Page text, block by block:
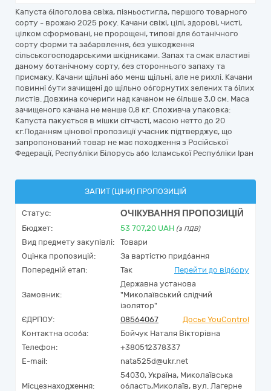
Капуста білоголова свіжа, пізньостигла, першого товарного
сорту - врожаю 2025 року. Качани свіжі, цілі, здорові, чисті,
цілком сформовані, не пророщені, типові для ботанічного
сорту форми та забарвлення, без ушкодження
сільськогосподарськими шкідниками. Запах та смак властиві
даному ботанічному сорту, без стороннього запаху та
присмаку. Качани щільні або менш щільні, але не рихлі. Качани
повинні бути зачищені до щільно обгорнутих зелених та білих
листів. Довжина кочериги над качаном не більше 3,0 см. Маса
зачищеного качана не менше 0,8 кг. Споживча упаковка:
Капуста пакується в мішки сітчасті, масою нетто до 20
кг.Поданням цінової пропозиції учасник підтверджує, що
запропонований товар не має походження з Російської
Федерації, Республіки Білорусь або Ісламської Республіки Іран
ЗАПИТ (ЦІНИ) ПРОПОЗИЦІЙ
Статус: ОЧІКУВАННЯ ПРОПОЗИЦІЙ
Бюджет: 53 707,20 UAH (з ПДВ)
Вид предмету закупівлі:
Товари
Оцінка пропозицій:
За вартістю придбання
Попередній етап:
Так Перейти до відбору
Замовник:
Державна установа
"Миколаївський слідчий
ізолятор"
ЄДРПОУ:
08564067
Досьє YouControl
Контактна особа:
Бойчук Наталя Вікторівна
Телефон:
+380512378337
E-mail:
nata525d@ukr.net
Місцезнаходження:
54030, Україна, Миколаївська
область,Миколаїв, вул. Лагерне